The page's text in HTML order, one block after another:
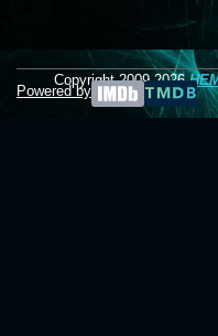
Copyright 2009-2026
Powered by